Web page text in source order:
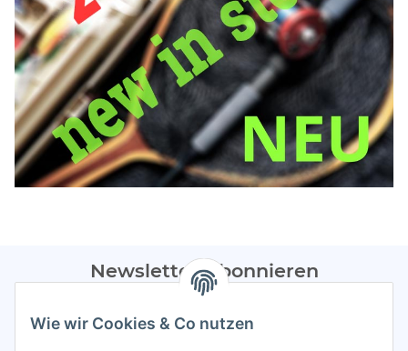
Newsletter Abonnieren
Bitte sendet mir entsprechend eurer
regelmäßig Infos zu euren Aktionen per E-Mail zu.
Wie wir Cookies & Co nutzen